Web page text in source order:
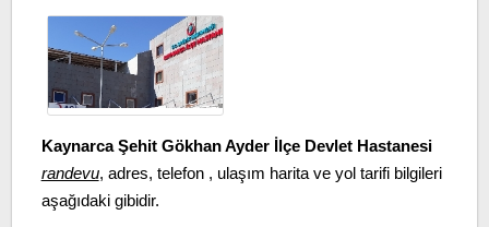
Kaynarca Şehit Gökhan Ayder İlçe Devlet Hastanesi
randevu, adres, telefon , ulaşım harita ve yol tarifi bilgileri
aşağıdaki gibidir.